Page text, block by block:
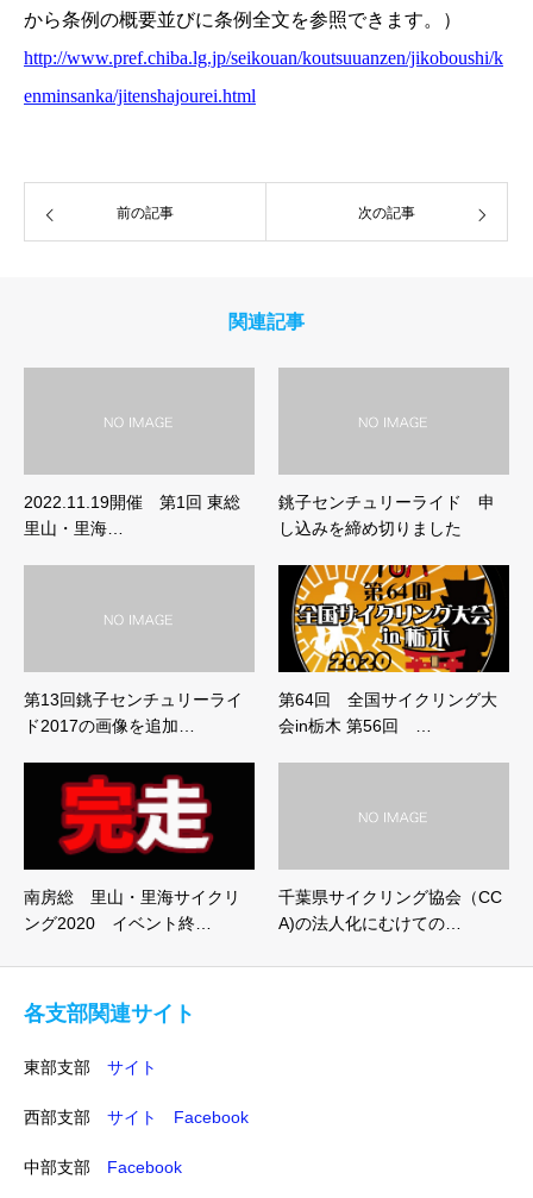
から条例の概要並びに条例全文を参照できます。）
http://www.pref.chiba.lg.jp/seikouan/koutsuuanzen/jikoboushi/k
enminsanka/jitenshajourei.html
前の記事 次の記事
関連記事
2022.11.19開催 第1回 東総
里山・里海…
銚子センチュリーライド 申
し込みを締め切りました
第13回銚子センチュリーライ
ド2017の画像を追加…
第64回 全国サイクリング大
会in栃木 第56回 …
南房総 里山・里海サイクリ
ング2020 イベント終…
千葉県サイクリング協会（CC
A)の法人化にむけての…
各支部関連サイト
東部支部 サイト
西部支部 サイト Facebook
中部支部 Facebook